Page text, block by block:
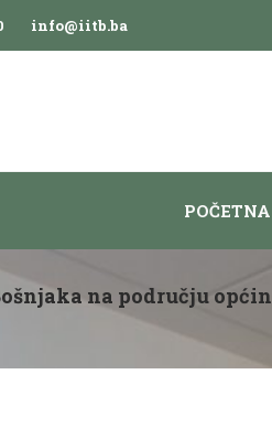
info@iitb.ba
POČETNA
na području